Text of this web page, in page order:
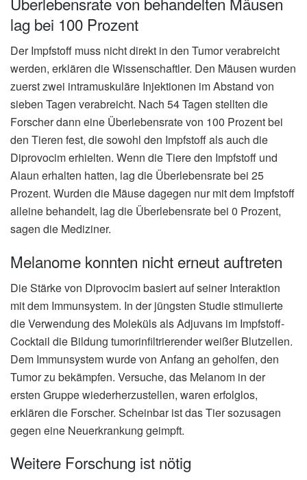
lag bei 100 Prozent
Der Impfstoff muss nicht direkt in den Tumor verabreicht
werden, erklären die Wissenschaftler. Den Mäusen wurden
zuerst zwei intramuskuläre Injektionen im Abstand von
sieben Tagen verabreicht. Nach 54 Tagen stellten die
Forscher dann eine Überlebensrate von 100 Prozent bei
den Tieren fest, die sowohl den Impfstoff als auch die
Diprovocim erhielten. Wenn die Tiere den Impfstoff und
Alaun erhalten hatten, lag die Überlebensrate bei 25
Prozent. Wurden die Mäuse dagegen nur mit dem Impfstoff
alleine behandelt, lag die Überlebensrate bei 0 Prozent,
sagen die Mediziner.
Melanome konnten nicht erneut auftreten
Die Stärke von Diprovocim basiert auf seiner Interaktion
mit dem Immunsystem. In der jüngsten Studie stimulierte
die Verwendung des Moleküls als Adjuvans im Impfstoff-
Cocktail die Bildung tumorinfiltrierender weißer Blutzellen.
Dem Immunsystem wurde von Anfang an geholfen, den
Tumor zu bekämpfen. Versuche, das Melanom in der
ersten Gruppe wiederherzustellen, waren erfolglos,
erklären die Forscher. Scheinbar ist das Tier sozusagen
gegen eine Neuerkrankung geimpft.
Weitere Forschung ist nötig